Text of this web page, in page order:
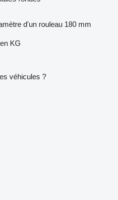
d'un rouleau 180 mm
KG
véhicules ?